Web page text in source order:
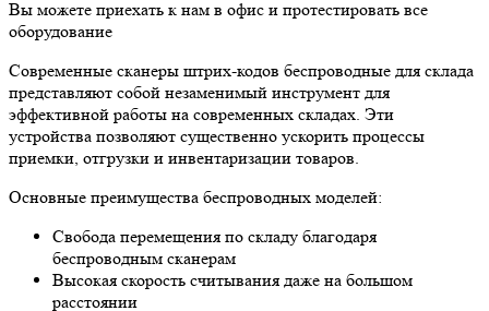
Вы можете приехать к нам в офис и протестировать все
оборудование
Современные сканеры штрих-кодов беспроводные для склада
представляют собой незаменимый инструмент для
эффективной работы на современных складах. Эти
устройства позволяют существенно ускорить процессы
приемки, отгрузки и инвентаризации товаров.
Основные преимущества беспроводных моделей:
Свобода перемещения по складу благодаря
беспроводным сканерам
Высокая скорость считывания даже на большом
расстоянии